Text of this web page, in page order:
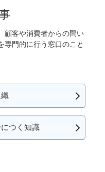
顧客や消費者からの問い
専門的に行う窓口のこと
つく知識